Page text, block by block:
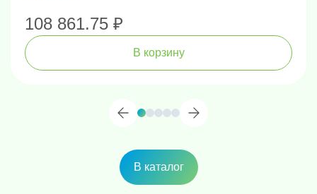
Габариты: 100х220х80 мм, Вес 0.8 кг
В комплект поставки входит:
108 861.75 ₽
В корзину
В каталог